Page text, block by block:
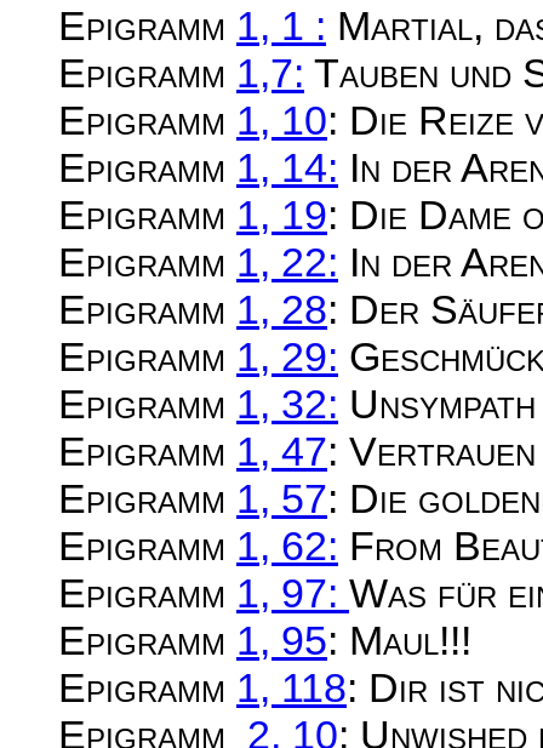
Epigramm 1, 1 : Martial,
Epigramm 1,7: Tauben und
Epigramm 1, 10: Die Reize
Epigramm 1, 14: In der
Epigramm 1, 19: Die Dame
Epigramm 1, 22: In der
Epigramm 1, 28: Der
Epigramm 1, 29:
Epigramm 1, 32: Unsympath
Epigramm 1, 47:
Epigramm 1, 57: Die
Epigramm 1, 62: From
Epigramm 1, 97: Was für
Epigramm 1, 95: Maul!!!
Epigramm 1, 118: Dir ist
Epigramm 2, 10: Unwished